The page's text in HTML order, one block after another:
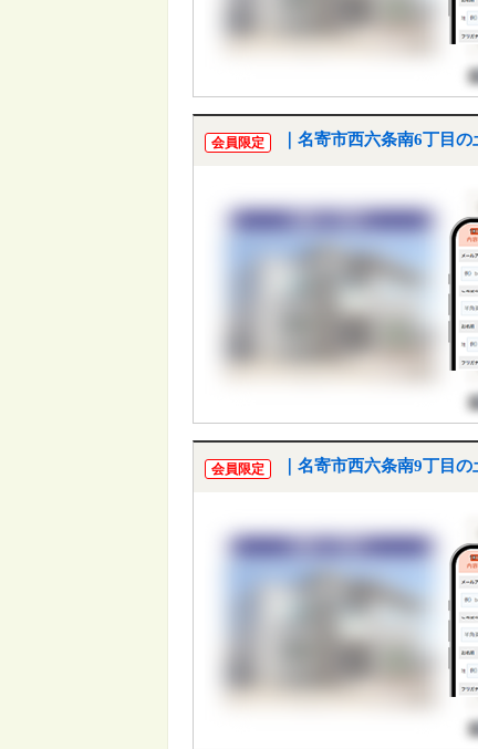
会員限定 ｜名寄市西六条南6丁目の
会員限定 ｜名寄市西六条南9丁目の